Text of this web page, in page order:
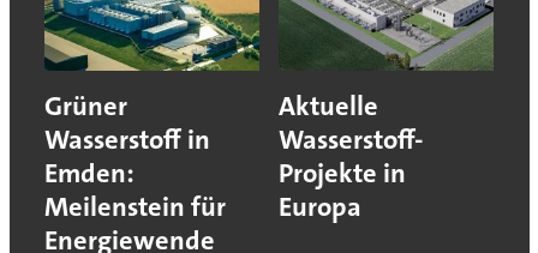
Grüner
Wasserstoff in
Emden:
Meilenstein für
Energiewende
Aktuelle
Wasserstoff-
Projekte in
Europa